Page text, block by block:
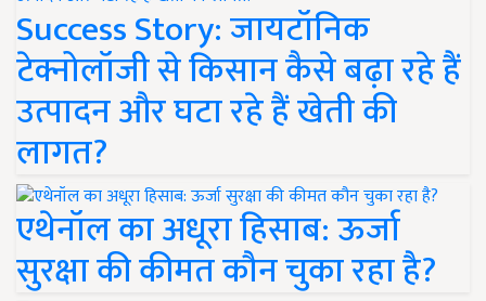
Success Story: जायटॉनिक
टेक्नोलॉजी से किसान कैसे बढ़ा रहे हैं
उत्पादन और घटा रहे हैं खेती की
लागत?
एथेनॉल का अधूरा हिसाब: ऊर्जा
सुरक्षा की कीमत कौन चुका रहा है?